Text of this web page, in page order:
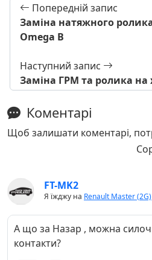
Попередній запис
Заміна натяжного
Omega B
Наступний запис
Заміна ГРМ та ролика на
Коментарі
Щоб залишати коментарі,
FT-MK2
Я їжджу на Renault Master (2G)
А що за Назар , можна
контакти?